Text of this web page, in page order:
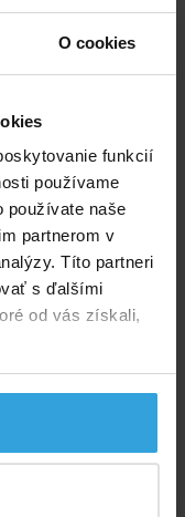
O cookies
funkcií
používame
používate naše
partnerom v
Títo partneri
s ďalšími
od vás získali,
BK2610